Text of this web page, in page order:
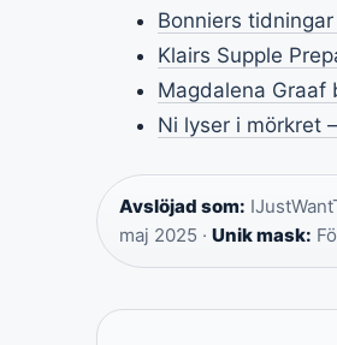
Bonniers
Klairs Supple
Magdalena Graaf
Ni lyser i mörkret
Avslöjad som:
maj 2025 · Unik mask: